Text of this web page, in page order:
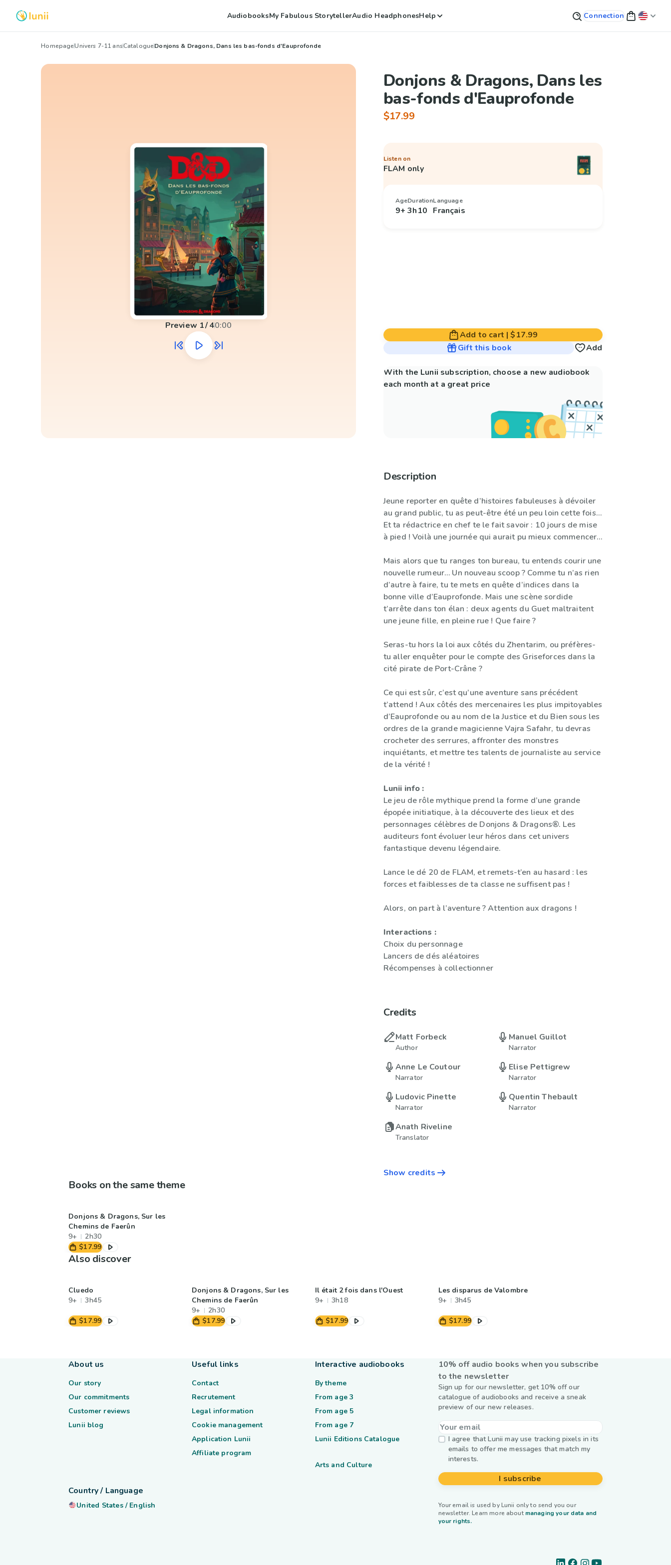
AudiobooksMy Fabulous StorytellerAudio HeadphonesHelp Connection
HomepageUnivers 7-11 ansCatalogueDonjons & Dragons, Dans les bas-fonds d'Eauprofonde
Preview 1/40:00
Donjons & Dragons, Dans les
bas-fonds d'Eauprofonde
$17.99
Listen on
FLAM only
Age
9+
Duration
3h10
Language
Français
Add to cart |$17.99
Gift this book
Add
With the Lunii subscription, choose a new audiobook
each month at a great price
Description
Jeune reporter en quête d’histoires fabuleuses à dévoiler
au grand public, tu as peut-être été un peu loin cette fois…
Et ta rédactrice en chef te le fait savoir : 10 jours de mise
à pied ! Voilà une journée qui aurait pu mieux commencer…
Mais alors que tu ranges ton bureau, tu entends courir une
nouvelle rumeur… Un nouveau scoop ? Comme tu n’as rien
d’autre à faire, tu te mets en quête d’indices dans la
bonne ville d’Eauprofonde. Mais une scène sordide
t’arrête dans ton élan : deux agents du Guet maltraitent
une jeune fille, en pleine rue ! Que faire ?
Seras-tu hors la loi aux côtés du Zhentarim, ou préfères-
tu aller enquêter pour le compte des Griseforces dans la
cité pirate de Port-Crâne ?
Ce qui est sûr, c’est qu’une aventure sans précédent
t’attend ! Aux côtés des mercenaires les plus impitoyables
d’Eauprofonde ou au nom de la Justice et du Bien sous les
ordres de la grande magicienne Vajra Safahr, tu devras
crocheter des serrures, affronter des monstres
inquiétants, et mettre tes talents de journaliste au service
de la vérité !
Lunii info :
Le jeu de rôle mythique prend la forme d’une grande
épopée initiatique, à la découverte des lieux et des
personnages célèbres de Donjons & Dragons®. Les
auditeurs font évoluer leur héros dans cet univers
fantastique devenu légendaire.
Lance le dé 20 de FLAM, et remets-t’en au hasard : les
forces et faiblesses de ta classe ne suffisent pas !
Alors, on part à l’aventure ? Attention aux dragons !
Interactions :
Choix du personnage
Lancers de dés aléatoires
Récompenses à collectionner
Credits
Matt Forbeck
Author
Manuel Guillot
Narrator
Anne Le Coutour
Narrator
Elise Pettigrew
Narrator
Ludovic Pinette
Narrator
Quentin Thebault
Narrator
Anath Riveline
Translator
Show credits
Books on the same theme
Donjons & Dragons, Sur les
Chemins de Faerûn
9+
2h30
$17.99
Also discover
Cluedo
9+
3h45
$17.99
Donjons & Dragons, Sur les
Chemins de Faerûn
9+
2h30
$17.99
Il était 2 fois dans l'Ouest
9+
3h18
$17.99
Les disparus de Valombre
9+
3h45
$17.99
10% off audio books when you subscribe
to the newsletter
Sign up for our newsletter, get 10% off our
catalogue of audiobooks and receive a sneak
preview of our new releases.
I agree that Lunii may use tracking pixels in its
emails to offer me messages that match my
interests.
I subscribe
Your email is used by Lunii only to send you our
newsletter. Learn more about managing your data and
your rights.
About us
Our story
Our commitments
Customer reviews
Lunii blog
Useful links
Contact
Recrutement
Legal information
Cookie management
Application Lunii
Affiliate program
Interactive audiobooks
By theme
From age 3
From age 5
From age 7
Lunii Editions Catalogue
Arts and Culture
Country / Language
United States/ English